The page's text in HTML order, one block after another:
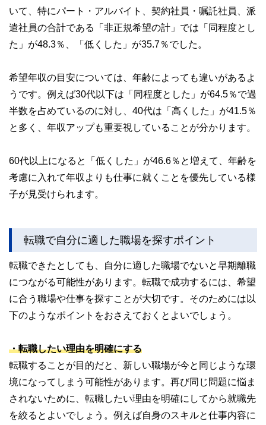
いて、特にパート・アルバイト、契約社員・嘱託社員、派
遣社員の合計である「非正規希望の計」では「同程度とし
た」が48.3％、「低くした」が35.7％でした。
希望年収の目安については、年齢によっても違いがあるよ
うです。例えば30代以下は「同程度とした」が64.5％で過
半数を占めているのに対し、40代は「高くした」が41.5％
と多く、年収アップも重要視していることが分かります。
60代以上になると「低くした」が46.6％と増えて、年齢を
考慮に入れて年収よりも仕事に就くことを優先している様
子が見受けられます。
転職で自分に適した職場を探すポイント
転職できたとしても、自分に適した職場でないと早期離職
につながる可能性があります。転職で成功するには、希望
に合う職場や仕事を探すことが大切です。そのためには以
下のようなポイントをおさえておくとよいでしょう。
・転職したい理由を明確にする
転職することが目的だと、新しい職場が今と同じような環
境になってしまう可能性があります。再び同じ問題に悩ま
されないために、転職したい理由を明確にしてから就職先
を絞るとよいでしょう。例えば自身のスキルと仕事内容に